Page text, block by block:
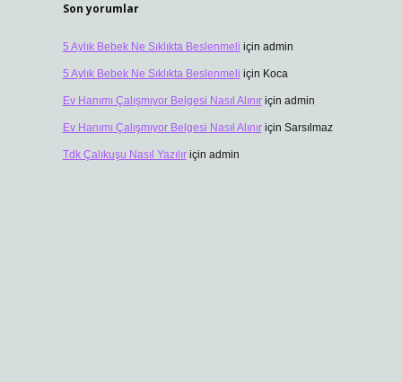
Son yorumlar
5 Aylık Bebek Ne Sıklıkta Beslenmeli için admin
5 Aylık Bebek Ne Sıklıkta Beslenmeli için Koca
Ev Hanımı Çalışmıyor Belgesi Nasıl Alınıriçin admin
Ev Hanımı Çalışmıyor Belgesi Nasıl Alınıriçin Sarsılmaz
Tdk Çalıkuşu Nasıl Yazılıriçin admin